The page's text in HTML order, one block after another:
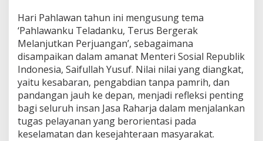
Hari Pahlawan tahun ini mengusung tema
‘Pahlawanku Teladanku, Terus Bergerak
Melanjutkan Perjuangan’, sebagaimana
disampaikan dalam amanat Menteri Sosial Republik
Indonesia, Saifullah Yusuf. Nilai nilai yang diangkat,
yaitu kesabaran, pengabdian tanpa pamrih, dan
pandangan jauh ke depan, menjadi refleksi penting
bagi seluruh insan Jasa Raharja dalam menjalankan
tugas pelayanan yang berorientasi pada
keselamatan dan kesejahteraan masyarakat.